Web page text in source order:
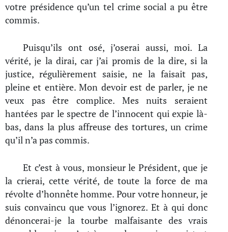
votre présidence qu’un tel crime social a pu être
commis.
Puisqu’ils ont osé, j’oserai aussi, moi. La
vérité, je la dirai, car j’ai promis de la dire, si la
justice, régulièrement saisie, ne la faisait pas,
pleine et entière. Mon devoir est de parler, je ne
veux pas être complice. Mes nuits seraient
hantées par le spectre de l’innocent qui expie là-
bas, dans la plus affreuse des tortures, un crime
qu’il n’a pas commis.
Et c’est à vous, monsieur le Président, que je
la crierai, cette vérité, de toute la force de ma
révolte d’honnête homme. Pour votre honneur, je
suis convaincu que vous l’ignorez. Et à qui donc
dénoncerai-je la tourbe malfaisante des vrais